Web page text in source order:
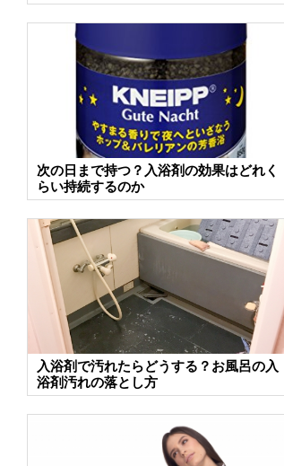
次の日まで持つ？入浴剤の効果はどれく
らい持続するのか
入浴剤で汚れたらどうする？お風呂の入
浴剤汚れの落とし方